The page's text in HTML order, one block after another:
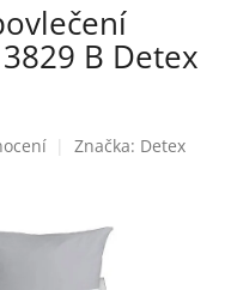
B Detex
Značka: Detex